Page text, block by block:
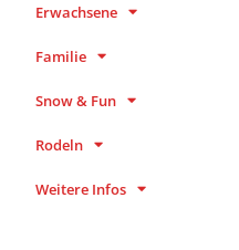
Erwachsene
Familie
Snow & Fun
Rodeln
Weitere Infos